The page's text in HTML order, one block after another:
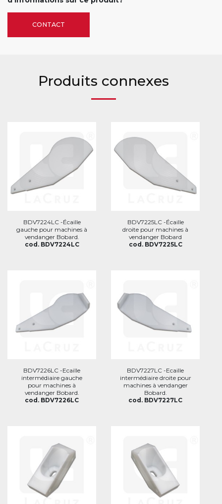
CONTACT
Produits connexes
BDV7224LC -Écaille
gauche pour machines à
vendanger Bobard.
cod. BDV7224LC
BDV7225LC -Écaille
droite pour machines à
vendanger Bobard
cod. BDV7225LC
BDV7226LC -Ecaille
intermédiaire gauche
pour machines à
vendanger Bobard.
cod. BDV7226LC
BDV7227LC -Ecaille
intermédiaire droite pour
machines à vendanger
Bobard.
cod. BDV7227LC